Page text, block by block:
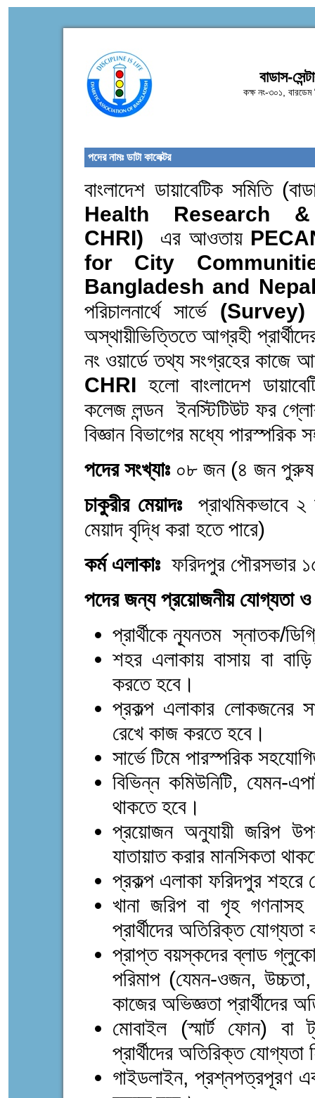
বাডাস-
কক্ষ নং-৩০১, বারডেম
পদের নামঃ ডাটা কালেক্টর
বাংলাদেশ ডায়াবেটিক সমিতি
Health Research &
CHRI) এর আওতায়
for City
Bangladesh and
পরিচালনার্থে সার্ভে (Survey)
অস্থায়ীভিত্তিতে আগ্রহী
নং ওয়ার্ডে তথ্য সংগ্রহের
CHRI হলো বাংলাদেশ
কলেজ লন্ডন ইনস্টিটিউট ফর
বিজ্ঞান বিভাগের মধ্যে
পদের সংখ্যাঃ ০৮ জন (৪ জন পুরুষ
চাকুরীর মেয়াদঃপ্রাথমিকভাবে ২
মেয়াদ বৃদ্ধি করা হতে পারে)
কর্ম এলাকাঃ ফরিদপুর পৌরসভার
পদের জন্য প্রয়োজনীয় যোগ্যতা ও
প্রার্থীকে ন্যূনতম স্নাতক/
শহর এলাকায় বাসায় বা
করতে হবে।
প্রকল্প এলাকার লোকজনের
রেখে কাজ করতে হবে।
সার্ভে টিমে পারস্পরিক
বিভিন্ন কমিউনিটি, যেমন-
থাকতে হবে।
প্রয়োজন অনুযায়ী জরিপ
যাতায়াত করার মানসিকতা
প্রকল্প এলাকা ফরিদপুর শহরে
খানা জরিপ বা গৃহ গণনাসহ
প্রার্থীদের অতিরিক্ত যোগ্যতা
প্রাপ্ত বয়স্কদের ব্লাড
পরিমাপ (যেমন-ওজন, উচ্চতা,
কাজের অভিজ্ঞতা প্রার্থীদের
মোবাইল (স্মার্ট ফোন) বা
প্রার্থীদের অতিরিক্ত যোগ্যতা
গাইডলাইন, প্রশ্নপত্রপূরণ